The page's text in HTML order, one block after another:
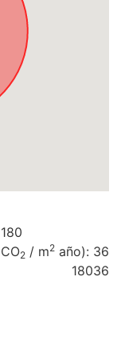
2 / m2 año): 36
18036